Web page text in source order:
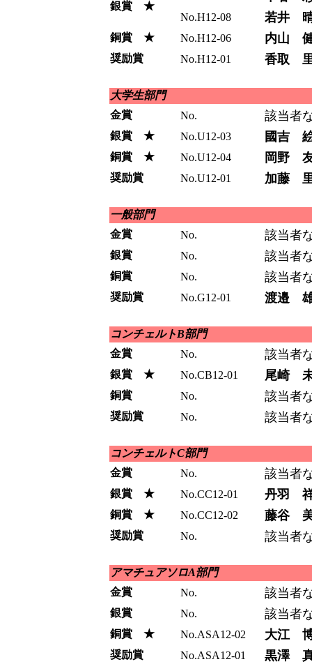
銀賞 ★
No.H12-08 若井
銅賞 ★ No.H12-06 内山
奨励賞 No.H12-01 香取
大学生部門
金賞
No. 該当者
銀賞 ★ No.U12-03 國吉
銅賞 ★ No.U12-04 岡野
奨励賞 No.U12-01 加藤
一般部門
金賞
No. 該当者
銀賞 No. 該当者
銅賞 No. 該当者
奨励賞 No.G12-01 渡邉
コンチェルトB部門
金賞
No. 該当者
銀賞 ★ No.CB12-01 尾崎
銅賞 No. 該当者
奨励賞 No. 該当者
コンチェルトC部門
金賞
No. 該当者
銀賞 ★ No.CC12-01 丹羽
銅賞 ★ No.CC12-02 藤谷
奨励賞 No. 該当者
アマチュアソロA部門
金賞
No. 該当者
銀賞 No. 該当者
銅賞 ★ No.ASA12-02 大江
奨励賞 No.ASA12-01 黒澤